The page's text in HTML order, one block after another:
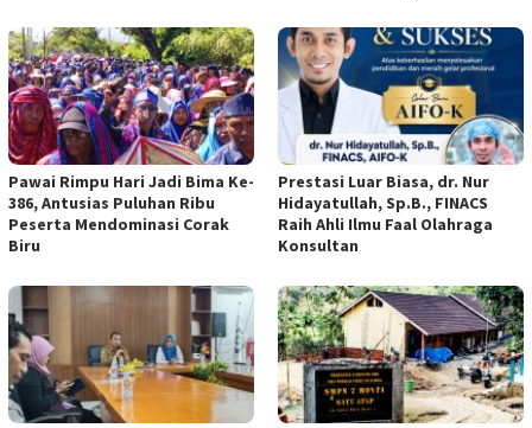
Pawai Rimpu Hari Jadi Bima Ke-
386, Antusias Puluhan Ribu
Peserta Mendominasi Corak
Biru
Prestasi Luar Biasa, dr. Nur
Hidayatullah, Sp.B., FINACS
Raih Ahli Ilmu Faal Olahraga
Konsultan